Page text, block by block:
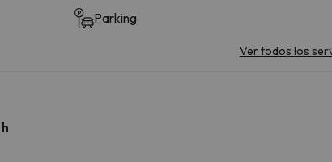
Parking
Ver todos los